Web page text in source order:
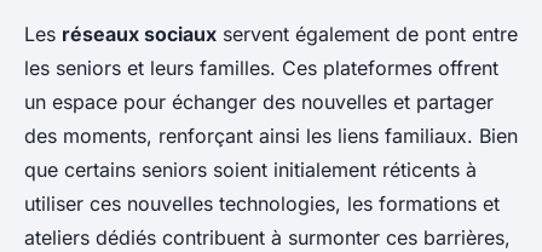
Les réseaux sociaux servent également de pont entre
les seniors et leurs familles. Ces plateformes offrent
un espace pour échanger des nouvelles et partager
des moments, renforçant ainsi les liens familiaux. Bien
que certains seniors soient initialement réticents à
utiliser ces nouvelles technologies, les formations et
ateliers dédiés contribuent à surmonter ces barrières,